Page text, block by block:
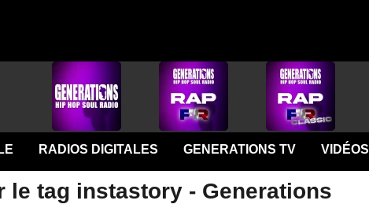
RADIOS DIGITALES GENERATIONS TV VIDÉOS
le tag instastory - Generations